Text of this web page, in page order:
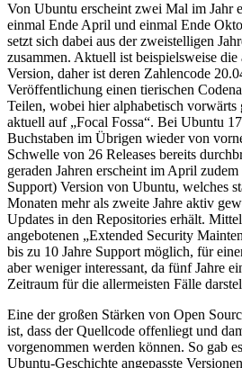
Von Ubuntu erscheint zwei Mal im Jahr
einmal Ende April und einmal Ende
setzt sich dabei aus der zweistelligen
zusammen. Aktuell ist beispielsweise
Version, daher ist deren Zahlencode
Veröffentlichung einen tierischen
Teilen, wobei hier alphabetisch
aktuell auf „Focal Fossa“. Bei Ubuntu
Buchstaben im Übrigen wieder von
Schwelle von 26 Releases bereits
geraden Jahren erscheint im April
Support) Version von Ubuntu, welches
Monaten mehr als zweite Jahre aktiv
Updates in den Repositories erhält.
angebotenen „Extended Security
bis zu 10 Jahre Support möglich, für
aber weniger interessant, da fünf Jahre
Zeitraum für die allermeisten Fälle
Eine der großen Stärken von Open
ist, dass der Quellcode offenliegt und
vorgenommen werden können. So gab
Ubuntu-Geschichte angepasste